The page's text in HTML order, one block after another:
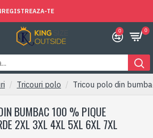
TE
0 0
Tricouri polo Tricou polo din
BUMBAC 100 % PIQUE
2XL 3XL 4XL 5XL 6XL 7XL